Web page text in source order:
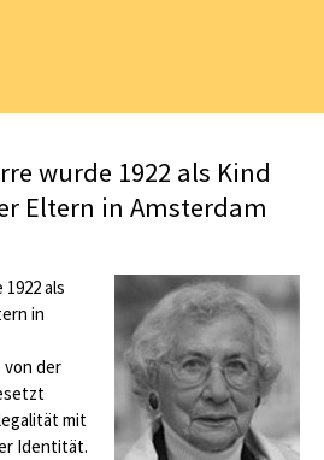
wurde 1922 als Kind
Eltern in Amsterdam
als
in
von der
mit
Identität.